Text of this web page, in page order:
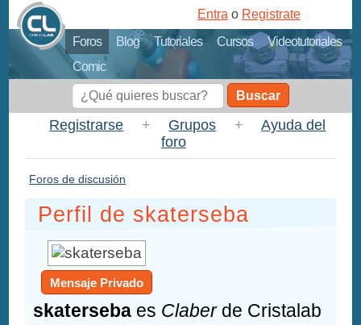
Foros Blog Tutoriales Cursos
Videotutoriales
Comic
Entra o Registrate
Buscar
Registrarse + Grupos +
Ayuda del
foro
Foros de discusión
Perfil de skaterseba
Mensaje Privado
skaterseba es Claberde Cristalab